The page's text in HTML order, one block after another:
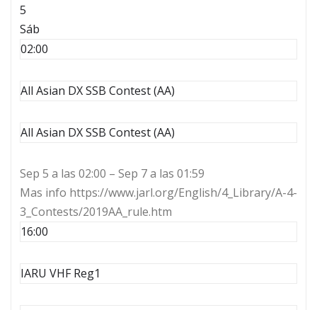
5
Sáb
02:00
All Asian DX SSB Contest (AA)
All Asian DX SSB Contest (AA)
Sep 5 a las 02:00 – Sep 7 a las 01:59
Mas info https://www.jarl.org/English/4_Library/A-4-
3_Contests/2019AA_rule.htm
16:00
IARU VHF Reg1